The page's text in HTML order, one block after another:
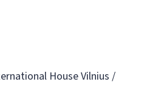
House Vilnius /